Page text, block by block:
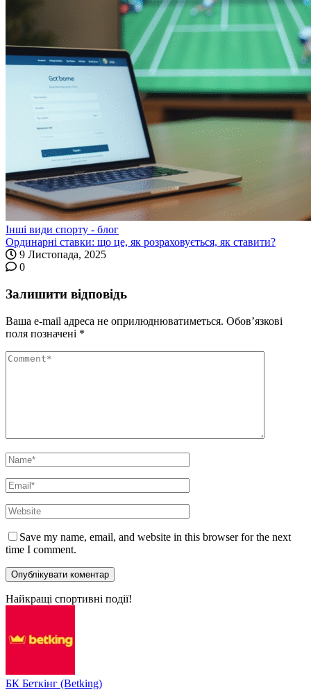
Інші види спорту - блог
Ординарні ставки: що це, як розраховується, як ставити?
9 Листопада, 2025
0
Залишити відповідь
Ваша e-mail адреса не оприлюднюватиметься. Обов’язкові
поля позначені *
Save my name, email, and website in this browser for the next
time I comment.
Найкращі спортивні події!
БК Беткінг (Betking)